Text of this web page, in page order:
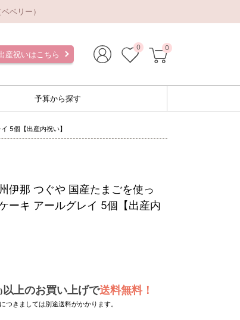
ベリー）
産祝いはこちら
0 0
予算から探す
5個【出産内祝い】
伊那 つぐや 国産たまごを使っ
ーキ アールグレイ 5個【出産内
以上のお買い上げで送料無料！
つきましては別途送料がかかります。